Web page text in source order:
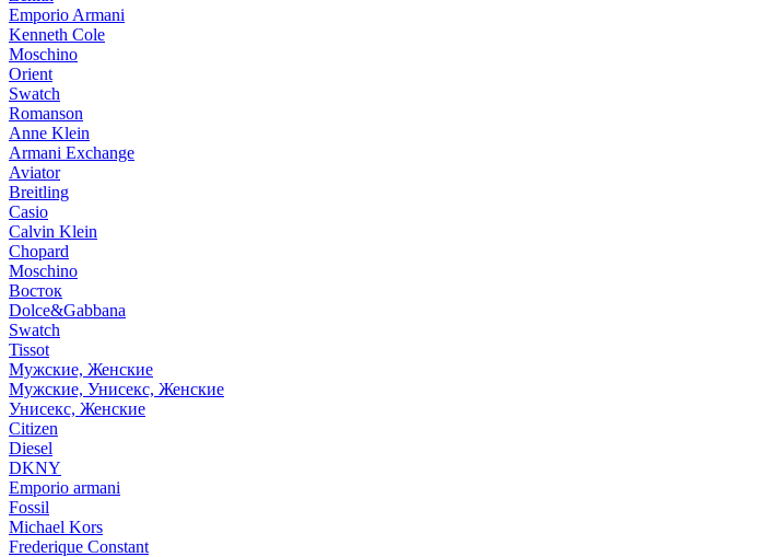
Emporio Armani
Kenneth Cole
Moschino
Orient
Swatch
Romanson
Anne Klein
Armani Exchange
Aviator
Breitling
Casio
Calvin Klein
Chopard
Moschino
Восток
Dolce&Gabbana
Swatch
Tissot
Мужские, Женские
Мужские, Унисекс, Женские
Унисекс, Женские
Citizen
Diesel
DKNY
Emporio armani
Fossil
Michael Kors
Frederique Constant